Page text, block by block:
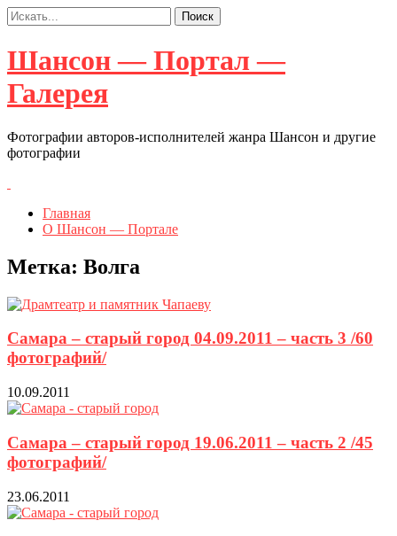
Шансон — Портал —
Галерея
Фотографии авторов-исполнителей жанра Шансон и другие
фотографии
Главная
О Шансон — Портале
Метка: Волга
Самара – старый город 04.09.2011 – часть 3 /60
фотографий/
10.09.2011
Самара – старый город 19.06.2011 – часть 2 /45
фотографий/
23.06.2011